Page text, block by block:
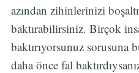
azından zihinlerinizi
baktırabilirsiniz. Birçok
baktırıyorsunuz sorusuna
daha önce fal